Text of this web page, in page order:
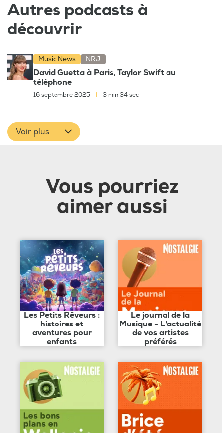
Autres podcasts à
découvrir
Music News NRJ
David Guetta à Paris, Taylor Swift au
téléphone
16 septembre 2025 3 min 34 sec
Voir plus
Vous pourriez
aimer aussi
Les Petits Rêveurs :
histoires et
aventures pour
enfants
Le journal de la
Musique - L'actualité
de vos artistes
préférés